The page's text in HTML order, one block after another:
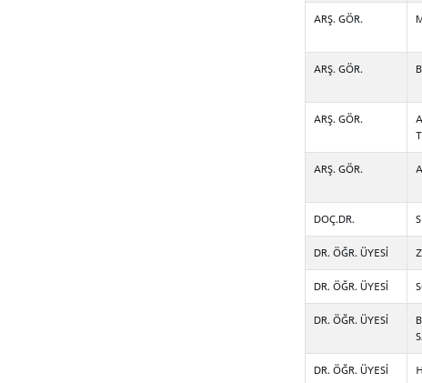
ARŞ. GÖR.
ARŞ. GÖR.
ARŞ. GÖR.
ARŞ. GÖR.
DOÇ.DR.
DR. ÖĞR. ÜYESİ
DR. ÖĞR. ÜYESİ
DR. ÖĞR. ÜYESİ
DR. ÖĞR. ÜYESİ